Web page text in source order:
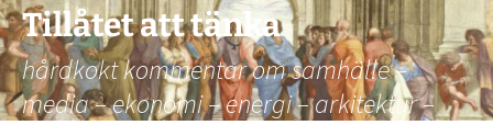
Hoppa
till
innehåll
Tillåtet att tänka
hårdkokt kommentar om samhälle –
media – ekonomi – energi – arkitektur –